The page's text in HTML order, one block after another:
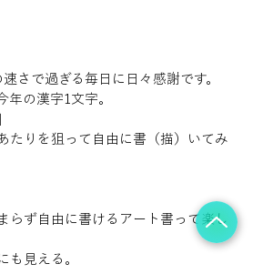
さで過ぎる毎日に日々感謝です。
年の漢字1文字。
たりを狙って自由に書（描）いてみ
らず自由に書けるアート書って楽し
も見える。